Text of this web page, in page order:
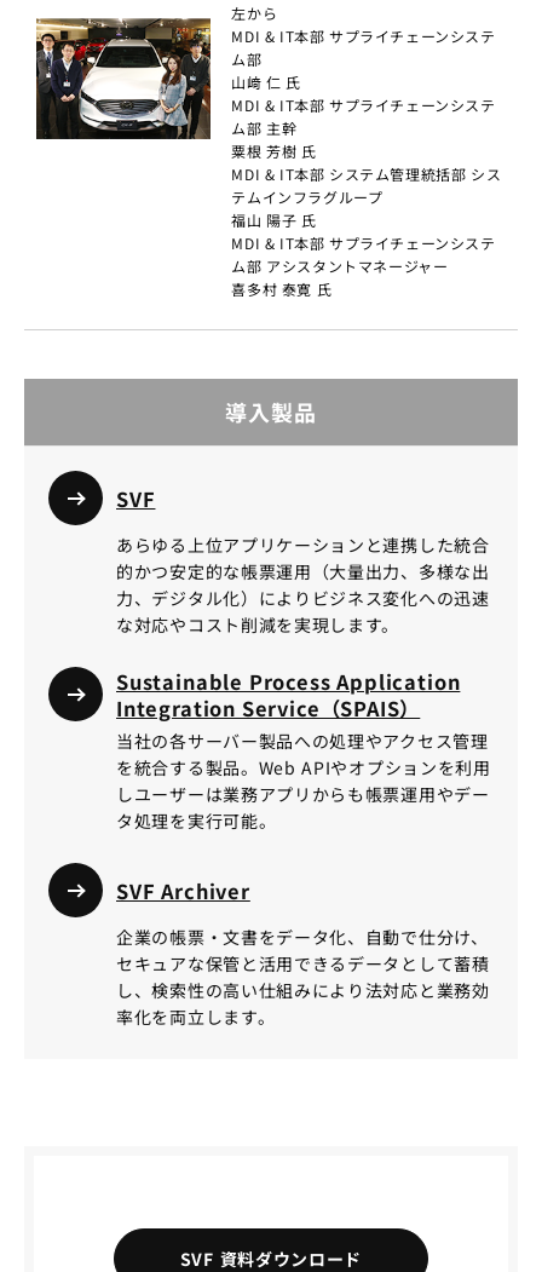
左から
MDI & IT本部 サプライチェーンシステ
ム部
山﨑 仁 氏
MDI & IT本部 サプライチェーンシステ
ム部 主幹
粟根 芳樹 氏
MDI & IT本部 システム管理統括部 シス
テムインフラグループ
福山 陽子 氏
MDI & IT本部 サプライチェーンシステ
ム部 アシスタントマネージャー
喜多村 泰寛 氏
導入製品
SVF
あらゆる上位アプリケーションと連携した統合
的かつ安定的な帳票運用（大量出力、多様な出
力、デジタル化）によりビジネス変化への迅速
な対応やコスト削減を実現します。
Sustainable Process Application
Integration Service（SPAIS）
当社の各サーバー製品への処理やアクセス管理
を統合する製品。Web APIやオプションを利用
しユーザーは業務アプリからも帳票運用やデー
タ処理を実行可能。
SVF Archiver
企業の帳票・文書をデータ化、自動で仕分け、
セキュアな保管と活用できるデータとして蓄積
し、検索性の高い仕組みにより法対応と業務効
率化を両立します。
SVF 資料ダウンロード